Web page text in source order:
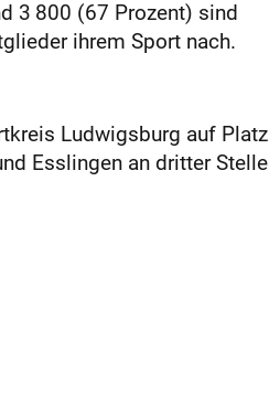
3 800 (67 Prozent) sind
ihrem Sport nach.
Ludwigsburg auf Platz
Esslingen an dritter Stelle